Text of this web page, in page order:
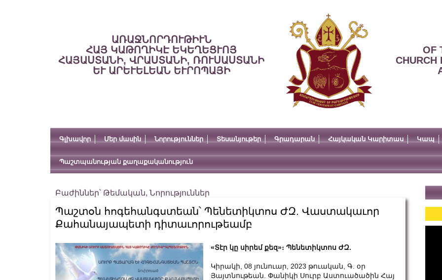
ԱՌԱՋՆՈՐԴՈՒԹԻՒՆ
ՀԱՅ ԿԱԹՈՂԻԿԷ ԵԿԵՂԵՑՒՈՅ
ՀԱՅԱՍՏԱՆԻ, ՎՐԱՍՏԱՆԻ, ՌՈՒՍԱՍՏԱՆԻ
ԵՒ ԱՐԵՒԵԼԵԱՆ ԵՒՐՈՊԱՅԻ
OF
CHURCH
Գլխավոր Մեր մասին Նորություններ Տեսանյութեր Գրադարան Հայկական Կարիտաս Կապ
Պաշտպանության քաղաքականություն
Բաժիններ՝ Թեմական, Նորություններ
Պաշտօն հոգեհանգստեան՝ Պենետիկտոս ԺԶ. Վաստակաւոր
Քահանայապետի դիտաւորութեամբ
«Տէր կը սիրեմ քեզ»։ Պենետիկտոս ԺԶ.
Կիրակի, 08 յունուար, 2023 թուական, Գ. օր
Յայտնութեան. Փանիկի Սուրբ Աստուածածին Հայ